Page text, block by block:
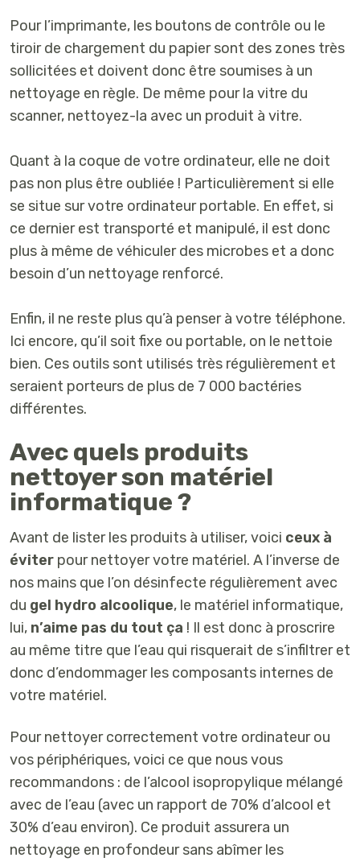
Pour l’imprimante, les boutons de contrôle ou le
tiroir de chargement du papier sont des zones très
sollicitées et doivent donc être soumises à un
nettoyage en règle. De même pour la vitre du
scanner, nettoyez-la avec un produit à vitre.
Quant à la coque de votre ordinateur, elle ne doit
pas non plus être oubliée ! Particulièrement si elle
se situe sur votre ordinateur portable. En effet, si
ce dernier est transporté et manipulé, il est donc
plus à même de véhiculer des microbes et a donc
besoin d’un nettoyage renforcé.
Enfin, il ne reste plus qu’à penser à votre téléphone.
Ici encore, qu’il soit fixe ou portable, on le nettoie
bien. Ces outils sont utilisés très régulièrement et
seraient porteurs de plus de 7 000 bactéries
différentes.
Avec quels produits
nettoyer son matériel
informatique ?
Avant de lister les produits à utiliser, voici ceux à
éviter pour nettoyer votre matériel. A l’inverse de
nos mains que l’on désinfecte régulièrement avec
du gel hydro alcoolique, le matériel informatique,
lui, n’aime pas du tout ça ! Il est donc à proscrire
au même titre que l’eau qui risquerait de s’infiltrer et
donc d’endommager les composants internes de
votre matériel.
Pour nettoyer correctement votre ordinateur ou
vos périphériques, voici ce que nous vous
recommandons : de l’alcool isopropylique mélangé
avec de l’eau (avec un rapport de 70% d’alcool et
30% d’eau environ). Ce produit assurera un
nettoyage en profondeur sans abîmer les